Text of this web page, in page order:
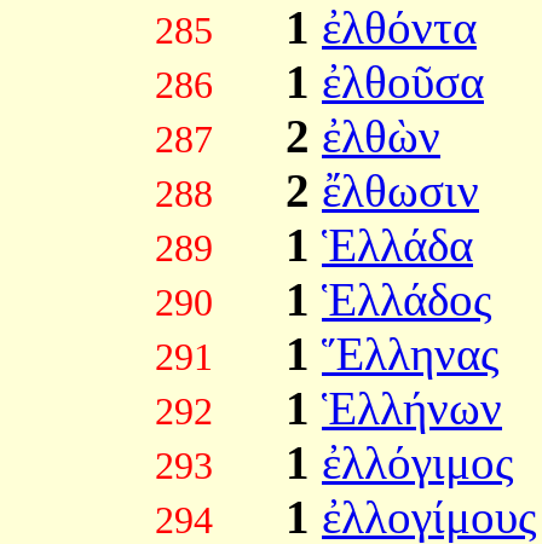
285 1 ἐλθόντα
286 1 ἐλθοῦσα
287 2 ἐλθὼν
288 2 ἔλθωσιν
289 1 Ἑλλάδα
290 1 Ἑλλάδος
291 1 Ἕλληνας
292 1 Ἑλλήνων
293 1 ἐλλόγιμος
294 1 ἐλλογίμους